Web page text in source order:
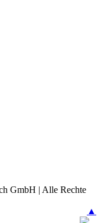
GmbH | Alle Rechte
▲